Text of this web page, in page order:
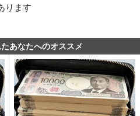
ります
あなたへのオススメ